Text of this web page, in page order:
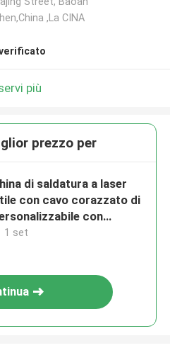
,La CINA
più
prezzo per
di saldatura a laser
con cavo corazzato di
con
di energia di 7,5 kW
1 set